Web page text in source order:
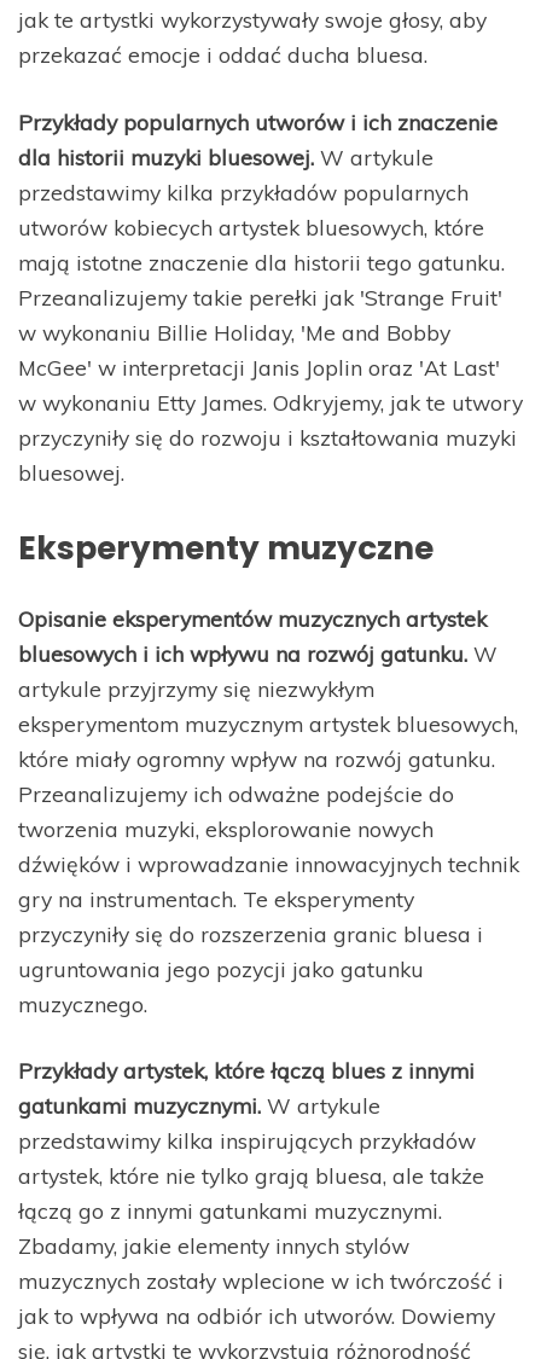
jak te artystki wykorzystywały swoje głosy, aby
przekazać emocje i oddać ducha bluesa.
Przykłady popularnych utworów i ich znaczenie
dla historii muzyki bluesowej. W artykule
przedstawimy kilka przykładów popularnych
utworów kobiecych artystek bluesowych, które
mają istotne znaczenie dla historii tego gatunku.
Przeanalizujemy takie perełki jak 'Strange Fruit'
w wykonaniu Billie Holiday, 'Me and Bobby
McGee' w interpretacji Janis Joplin oraz 'At Last'
w wykonaniu Etty James. Odkryjemy, jak te utwory
przyczyniły się do rozwoju i kształtowania muzyki
bluesowej.
Eksperymenty muzyczne
Opisanie eksperymentów muzycznych artystek
bluesowych i ich wpływu na rozwój gatunku. W
artykule przyjrzymy się niezwykłym
eksperymentom muzycznym artystek bluesowych,
które miały ogromny wpływ na rozwój gatunku.
Przeanalizujemy ich odważne podejście do
tworzenia muzyki, eksplorowanie nowych
dźwięków i wprowadzanie innowacyjnych technik
gry na instrumentach. Te eksperymenty
przyczyniły się do rozszerzenia granic bluesa i
ugruntowania jego pozycji jako gatunku
muzycznego.
Przykłady artystek, które łączą blues z innymi
gatunkami muzycznymi. W artykule
przedstawimy kilka inspirujących przykładów
artystek, które nie tylko grają bluesa, ale także
łączą go z innymi gatunkami muzycznymi.
Zbadamy, jakie elementy innych stylów
muzycznych zostały wplecione w ich twórczość i
jak to wpływa na odbiór ich utworów. Dowiemy
się, jak artystki te wykorzystują różnorodność